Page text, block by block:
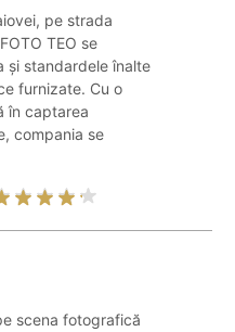
pe strada
TEO se
și standardele înalte
furnizate. Cu o
în captarea
compania se
scena fotografică